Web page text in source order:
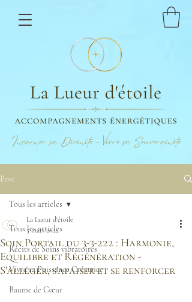
Incarner sa Divinité - Vivre sa Souveraineté
Post
Tous les articles
Récits de Soins vibratoires
Vivre sa Puissance Créatrice
Baume de Cœur
Tous les articles
Soin Portail du 3-3-222 : Harmonie,
Equilibre et Régénération -
S'alléger, s'apaiser et se renforcer
La Lueur d'étoile
5 mars 2022